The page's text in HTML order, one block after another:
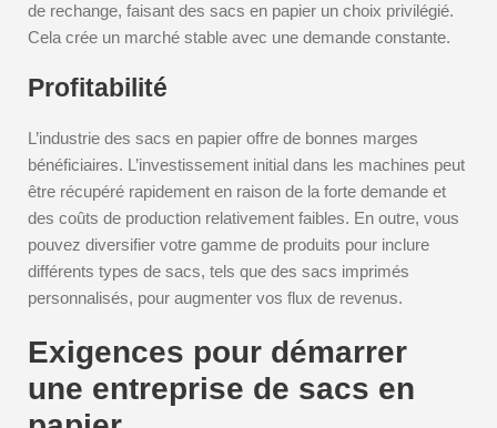
de rechange, faisant des sacs en papier un choix privilégié.
Cela crée un marché stable avec une demande constante.
Profitabilité
L’industrie des sacs en papier offre de bonnes marges
bénéficiaires. L’investissement initial dans les machines peut
être récupéré rapidement en raison de la forte demande et
des coûts de production relativement faibles. En outre, vous
pouvez diversifier votre gamme de produits pour inclure
différents types de sacs, tels que des sacs imprimés
personnalisés, pour augmenter vos flux de revenus.
Exigences pour démarrer
une entreprise de sacs en